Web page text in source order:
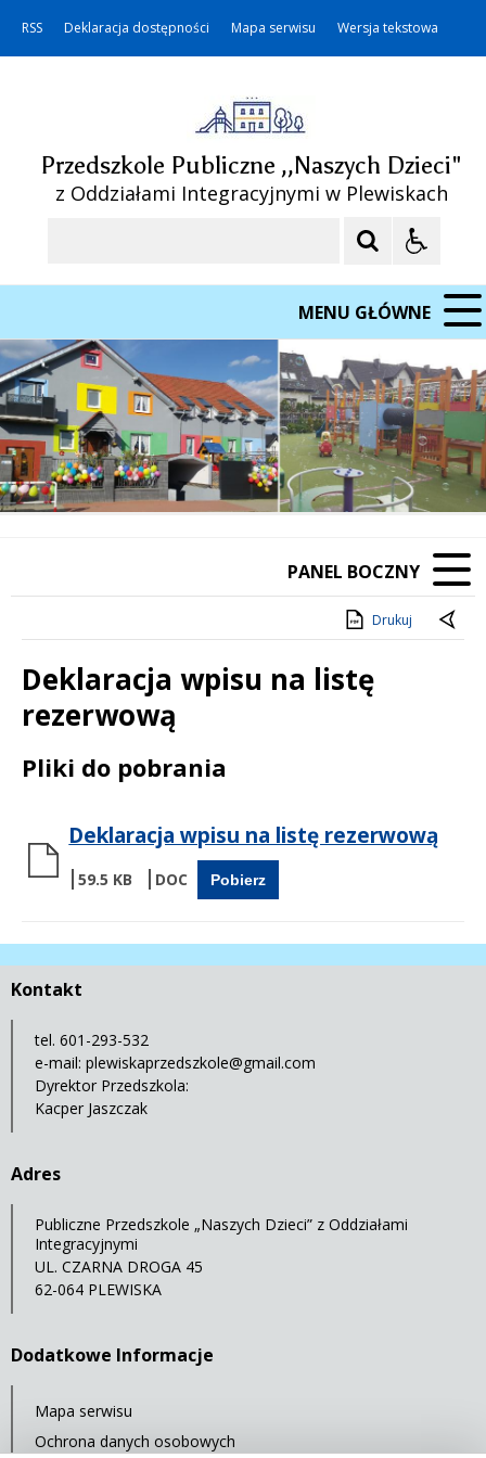
RSS Deklaracja dostępności Mapa serwisu Wersja tekstowa
Przedszkole Publiczne ,,Naszych Dzieci"
z Oddziałami Integracyjnymi w Plewiskach
MENU GŁÓWNE
PANEL BOCZNY
Drukuj
Deklaracja wpisu na listę
rezerwową
Treść
Pliki do pobrania
Deklaracja wpisu na listę rezerwową
59.5 KB Pobierz
Kontakt
tel. 601-293-532
e-mail: plewiskaprzedszkole@gmail.com
Dyrektor Przedszkola:
Kacper Jaszczak
Adres
Publiczne Przedszkole „Naszych Dzieci” z Oddziałami
Integracyjnymi
UL. CZARNA DROGA 45
62-064 PLEWISKA
Dodatkowe Informacje
Mapa serwisu
Ochrona danych osobowych